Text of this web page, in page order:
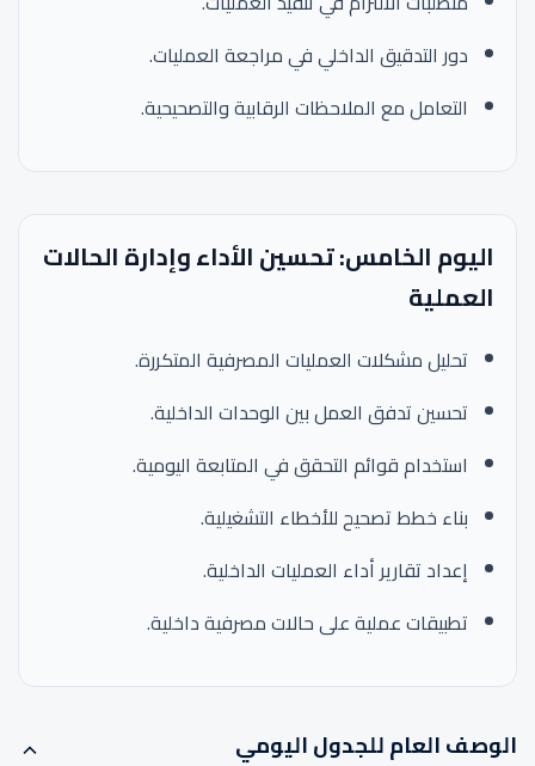
دور التدقيق الداخلي في مراجعة العمليات.
التعامل مع الملاحظات الرقابية والتصحيحية.
اليوم الخامس: تحسين الأداء وإدارة الحالات
العملية
تحليل مشكلات العمليات المصرفية المتكررة.
تحسين تدفق العمل بين الوحدات الداخلية.
استخدام قوائم التحقق في المتابعة اليومية.
بناء خطط تصحيح للأخطاء التشغيلية.
إعداد تقارير أداء العمليات الداخلية.
تطبيقات عملية على حالات مصرفية داخلية.
الوصف العام للجدول اليومي